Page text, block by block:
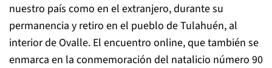
nuestro país como en el extranjero, durante su
permanencia y retiro en el pueblo de Tulahuén, al
interior de Ovalle. El encuentro online, que también se
enmarca en la conmemoración del natalicio número 90